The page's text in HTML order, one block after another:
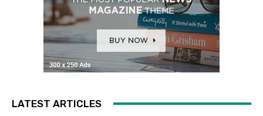
LATEST ARTICLES